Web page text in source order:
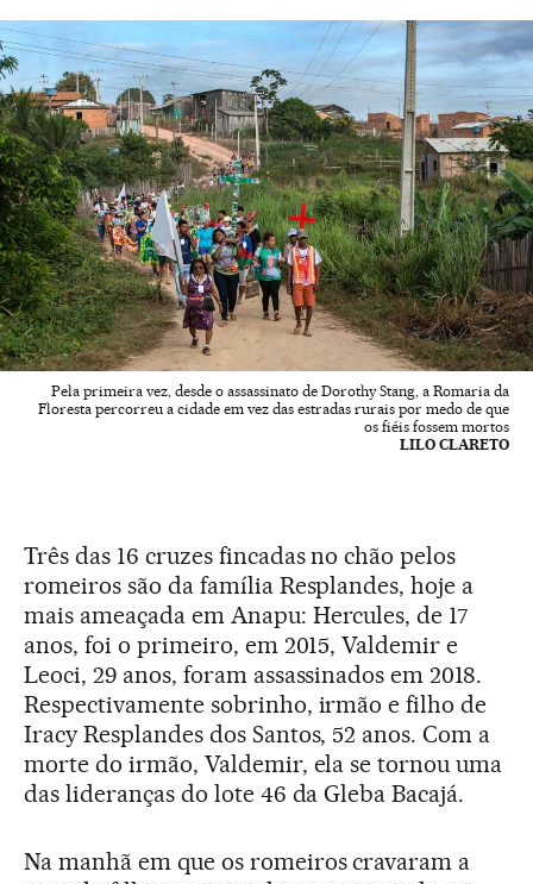
Pela primeira vez, desde o assassinato de Dorothy Stang, a Romaria da
Floresta percorreu a cidade em vez das estradas rurais por medo de que
os fiéis fossem mortos
LILO CLARETO
Três das 16 cruzes fincadas no chão pelos
romeiros são da família Resplandes, hoje a
mais ameaçada em Anapu: Hercules, de 17
anos, foi o primeiro, em 2015, Valdemir e
Leoci, 29 anos, foram assassinados em 2018.
Respectivamente sobrinho, irmão e filho de
Iracy Resplandes dos Santos, 52 anos. Com a
morte do irmão, Valdemir, ela se tornou uma
das lideranças do lote 46 da Gleba Bacajá.
Na manhã em que os romeiros cravaram a